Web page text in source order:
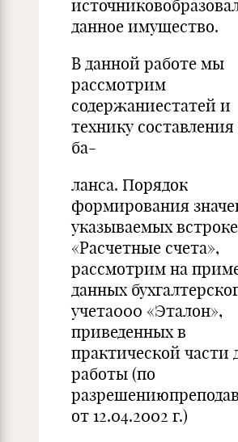
данное имущество.
В данной работе мы
рассмотрим
содержаниестатей и
технику
ба-
ланса. Порядок
формирования
указываемых
«Расчетные счета»,
рассмотрим на
данных
учета000 «Эталон»,
приведенных в
практической части
работы (по
от 12.04.2002 г.)